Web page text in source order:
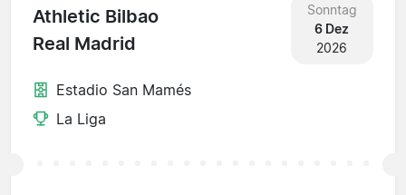
Athletic Bilbao
Real Madrid
Sonntag
6 Dez
2026
Estadio San Mamés
La Liga